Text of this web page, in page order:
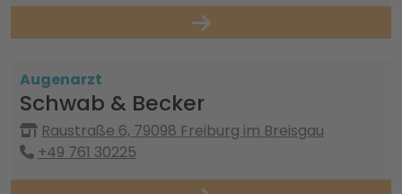
Augenarzt
Schwab & Becker
Raustraße 6, 79098 Freiburg im Breisgau
+49 761 30225